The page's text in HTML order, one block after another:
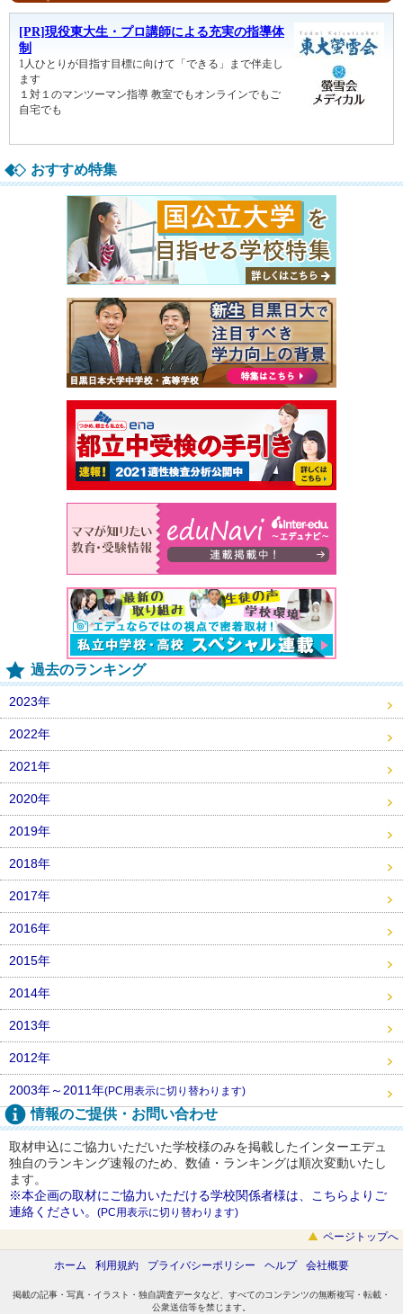
おすすめ特集
過去のランキング
2023年
2022年
2021年
2020年
2019年
2018年
2017年
2016年
2015年
2014年
2013年
2012年
2003年～2011年(PC用表示に切り替わります)
情報のご提供・お問い合わせ
取材申込にご協力いただいた学校様のみを掲載したインターエデュ
独自のランキング速報のため、数値・ランキングは順次変動いたし
ます。
※本企画の取材にご協力いただける学校関係者様は、こちらよりご
連絡ください。 (PC用表示に切り替わります)
ページトップへ
ホーム 利用規約 プライバシーポリシー ヘルプ 会社概要
掲載の記事・写真・イラスト・独自調査データなど、すべてのコンテンツの無断複写・転載・
公衆送信等を禁じます。